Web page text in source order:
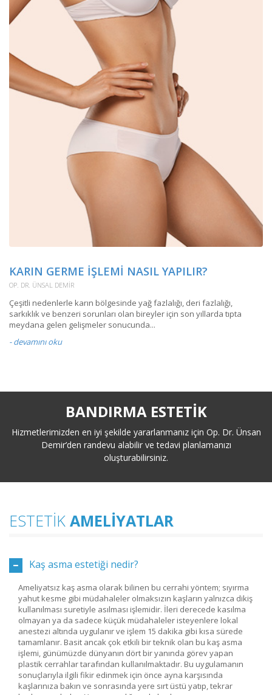
KARIN GERME IŞLEMI NASIL YAPILIR?
OP. DR. ÜNSAL DEMIR
Çeşitli nedenlerle karın bölgesinde yağ fazlalığı, deri fazlalığı,
sarkıklık ve benzeri sorunları olan bireyler için son yıllarda tıpta
meydana gelen gelişmeler sonucunda...
- devamını oku
BANDIRMA ESTETIK
Hizmetlerimizden en iyi şekilde yararlanmanız için Op. Dr. Ünsan
Demir’den randevu alabilir ve tedavi planlamanızı
oluşturabilirsiniz.
ESTETIK AMELIYATLAR
Kaş asma estetiği nedir?
Ameliyatsız kaş asma olarak bilinen bu cerrahi yöntem; sıyırma
yahut kesme gibi müdahaleler olmaksızın kaşların yalnızca dikiş
kullanılması suretiyle asılması işlemidir. İleri derecede kasılma
olmayan ya da sadece küçük müdahaleler isteyenlere lokal
anestezi altında uygulanır ve işlem 15 dakika gibi kısa sürede
tamamlanır. Basit ancak çok etkili bir teknik olan bu kaş asma
işlemi, günümüzde dünyanın dört bir yanında görev yapan
plastik cerrahlar tarafından kullanılmaktadır. Bu uygulamanın
sonuçlarıyla ilgili fikir edinmek için önce ayna karşısında
kaşlarınıza bakın ve sonrasında yere sırt üstü yatıp, tekrar